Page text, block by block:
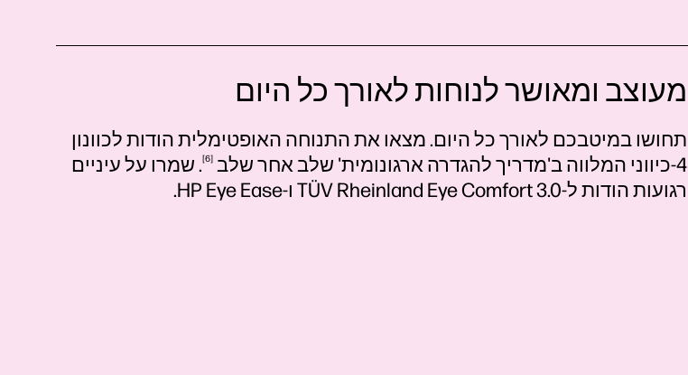
מעוצב ומאושר לנוחות לאורך כל היום
תחושו במיטבכם לאורך כל היום. מצאו את התנוחה האופטימלית הודות לכוונון
4-כיווני המלווה ב'מדריך להגדרה ארגונומית' שלב אחר
שלב 6 . שמרו על עיניים
רגועות הודות ל-TÜV Rheinland Eye Comfort 3.0 ו-HP Eye Ease.